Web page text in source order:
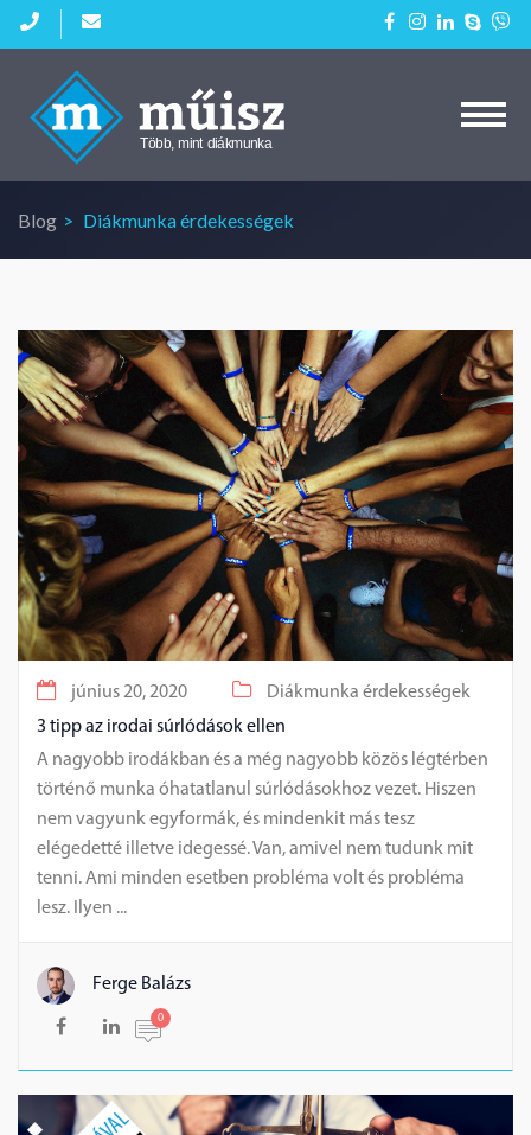
Kezdőlap
Aktuális diákmunkáink
Cégeknek
Kapcsolat
Blog Diákmunka érdekességek
június 20, 2020
Diákmunka érdekességek
3 tipp az irodai súrlódások ellen
A nagyobb irodákban és a még nagyobb közös légtérben
történő munka óhatatlanul súrlódásokhoz vezet. Hiszen
nem vagyunk egyformák, és mindenkit más tesz
elégedetté illetve idegessé. Van, amivel nem tudunk mit
tenni. Ami minden esetben probléma volt és probléma
lesz. Ilyen ...
Ferge Balázs
0